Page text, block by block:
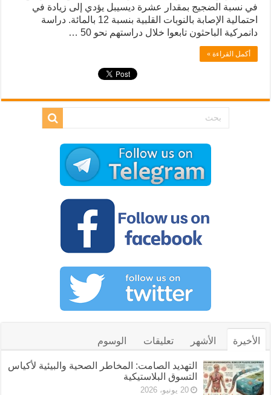
في نسبة الضجيج بمقدار عشرة ديسيبل يؤدي إلى زيادة في
احتمالية الإصابة بالنوبات القلبية بنسبة 12 بالمائة. دراسة
دانمركية الباحثون تابعوا خلال دراستهم نحو 50 …
أكمل القراءة »
الأخيرة الأشهر تعليقات الوسوم
التهديد الصامت: المخاطر الصحية والبيئية لأكياس
التسوق البلاستيكية
20 يونيو، 2026